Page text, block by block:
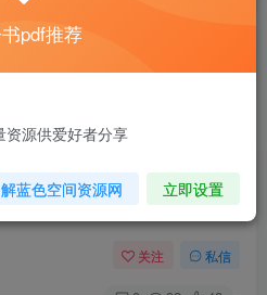
电子书籍下载...
学结合、短视频起号、拍摄
关注 私信
pdf推荐
资源供爱好者分享
蓝色空间资源网 立即设置